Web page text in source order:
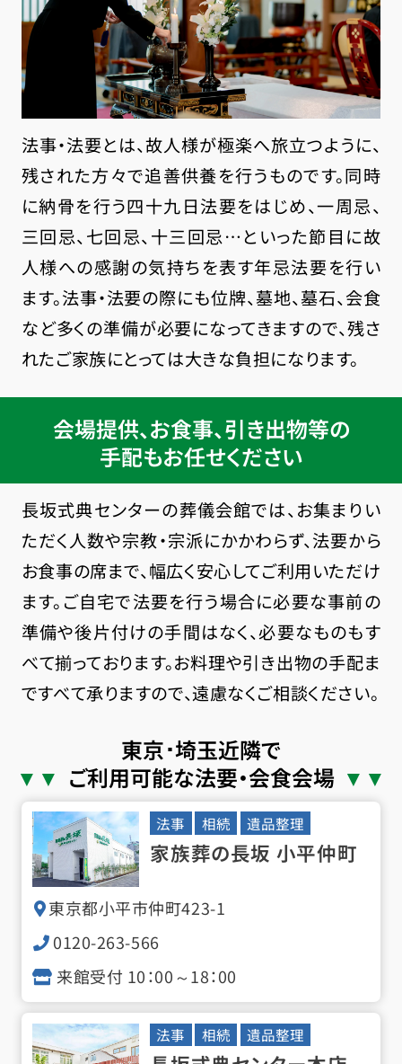
法事・法要とは、故人様が極楽へ旅立つように、
残された方々で追善供養を行うものです。同時
に納骨を行う四十九日法要をはじめ、一周忌、
三回忌、七回忌、十三回忌…といった節目に故
人様への感謝の気持ちを表す年忌法要を行い
ます。法事・法要の際にも位牌、墓地、墓石、会食
など多くの準備が必要になってきますので、残さ
れたご家族にとっては大きな負担になります。
会場提供、お食事、引き出物等の
手配もお任せください
長坂式典センターの葬儀会館では、お集まりい
ただく人数や宗教・宗派にかかわらず、法要から
お食事の席まで、幅広く安心してご利用いただけ
ます。ご自宅で法要を行う場合に必要な事前の
準備や後片付けの手間はなく、必要なものもす
べて揃っております。お料理や引き出物の手配ま
ですべて承りますので、遠慮なくご相談ください。
東京･埼玉近隣で
ご利用可能な法要・会食会場
法事 相続 遺品整理
家族葬の長坂 小平仲町
東京都小平市仲町423-1
0120-263-566
来館受付 10：00～18：00
法事 相続 遺品整理